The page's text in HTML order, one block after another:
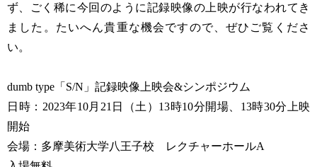
ず、ごく稀に今回のように記録映像の上映が行なわれてき
ました。たいへん貴重な機会ですので、ぜひご覧くださ
い。
dumb type「S/N」記録映像上映会&シンポジウム
日時：2023年10月21日（土）13時10分開場、13時30分上映
開始
会場：多摩美術大学八王子校 レクチャーホールA